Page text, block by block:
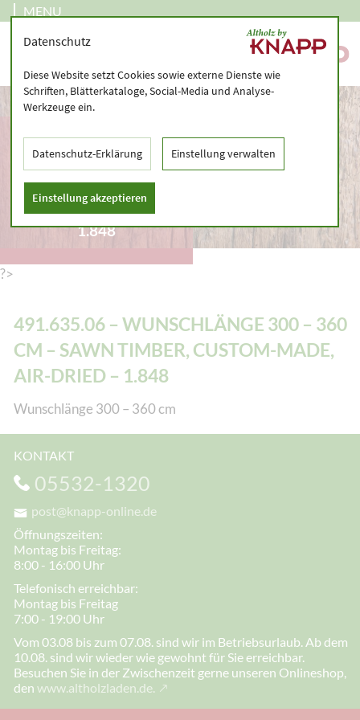
MENU
491.635.06 –
WUNSCHLÄNGE 300 –
360 CM – SAWN
TIMBER, CUSTOM-
MADE, AIR-DRIED –
1.848
?>
491.635.06 – WUNSCHLÄNGE 300 – 360
CM – SAWN TIMBER, CUSTOM-MADE,
AIR-DRIED – 1.848
Wunschlänge 300 – 360 cm
KONTAKT
05532-1320
post@knapp-online.de
Öffnungszeiten:
Montag bis Freitag:
8:00 - 16:00 Uhr
Telefonisch erreichbar:
Montag bis Freitag
7:00 - 19:00 Uhr
Vom 03.08 bis zum 07.08. sind wir im Betriebsurlaub. Ab dem
10.08. sind wir wieder wie gewohnt für Sie erreichbar.
Besuchen Sie in der Zwischenzeit gerne unseren Onlineshop,
den www.altholzladen.de.
Datenschutz
Diese Website setzt Cookies sowie externe Dienste wie
Schriften, Blätterkataloge, Social-Media und Analyse-
Werkzeuge ein.
Datenschutz-Erklärung Einstellung verwalten
Einstellung akzeptieren